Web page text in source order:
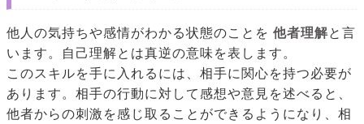
他人の気持ちや感情がわかる状態のことを 他者理解と言
います。自己理解とは真逆の意味を表します。
このスキルを手に入れるには、相手に関心を持つ必要が
あります。相手の行動に対して感想や意見を述べると、
他者からの刺激を感じ取ることができるようになり、相